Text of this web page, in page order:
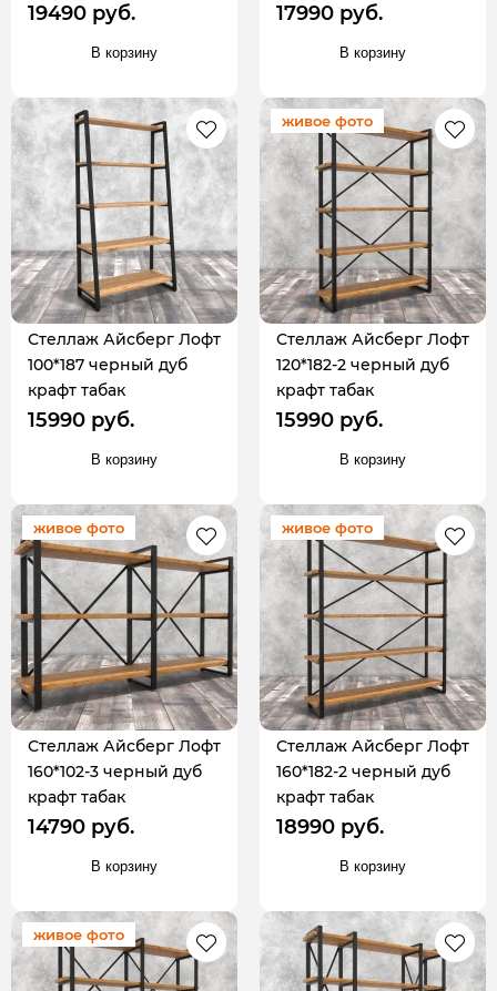
19490 руб.
В корзину
17990 руб.
В корзину
Стеллаж Айсберг Лофт
100*187 черный дуб
крафт табак
15990 руб.
В корзину
живое фото
Стеллаж Айсберг Лофт
120*182-2 черный дуб
крафт табак
15990 руб.
В корзину
живое фото
Стеллаж Айсберг Лофт
160*102-3 черный дуб
крафт табак
14790 руб.
В корзину
живое фото
Стеллаж Айсберг Лофт
160*182-2 черный дуб
крафт табак
18990 руб.
В корзину
живое фото